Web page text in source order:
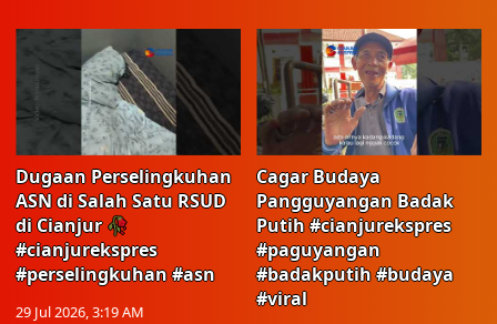
Dugaan Perselingkuhan
ASN di Salah Satu RSUD
di Cianjur 🥀
#cianjurekspres
#perselingkuhan #asn
29 Jul 2026, 3:19 AM
Cagar Budaya
Pangguyangan Badak
Putih #cianjurekspres
#paguyangan
#badakputih #budaya
#viral